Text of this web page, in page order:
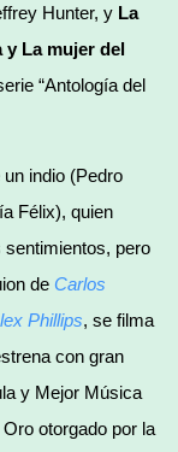
Hunter, y La
y La mujer del
“Antología del
indio (Pedro
Félix), quien
pero
de Carlos
Phillips, se filma
con gran
y Mejor Música
otorgado por la